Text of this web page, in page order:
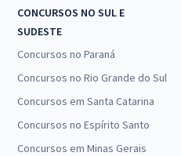
CONCURSOS NO SUL E
SUDESTE
Concursos no Paraná
Concursos no Rio Grande do Sul
Concursos em Santa Catarina
Concursos no Espírito Santo
Concursos em Minas Gerais